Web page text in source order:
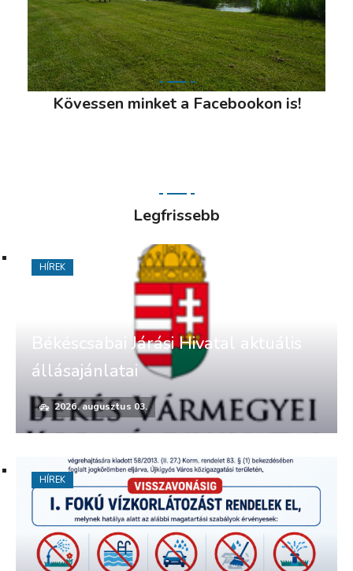
Kövessen minket a Facebookon is!
Legfrissebb
Békéscsabai Járási Hivatal aktuális
állásajánlatai
2026. augusztus 03.
HÍREK
HÍREK